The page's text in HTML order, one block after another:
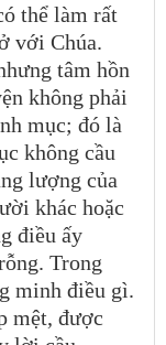
thể làm rất
với Chúa.
tâm hồn
không phải
mục; đó là
không cầu
lượng của
khác hoặc
điều ấy
Trong
minh điều gì.
mệt, được